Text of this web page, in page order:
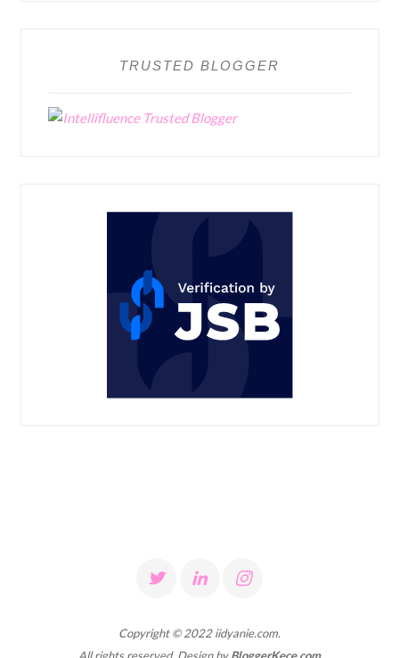
TRUSTED BLOGGER
Copyright © 2022 iidyanie.com.
All rights reserved. Design byBloggerKece.com